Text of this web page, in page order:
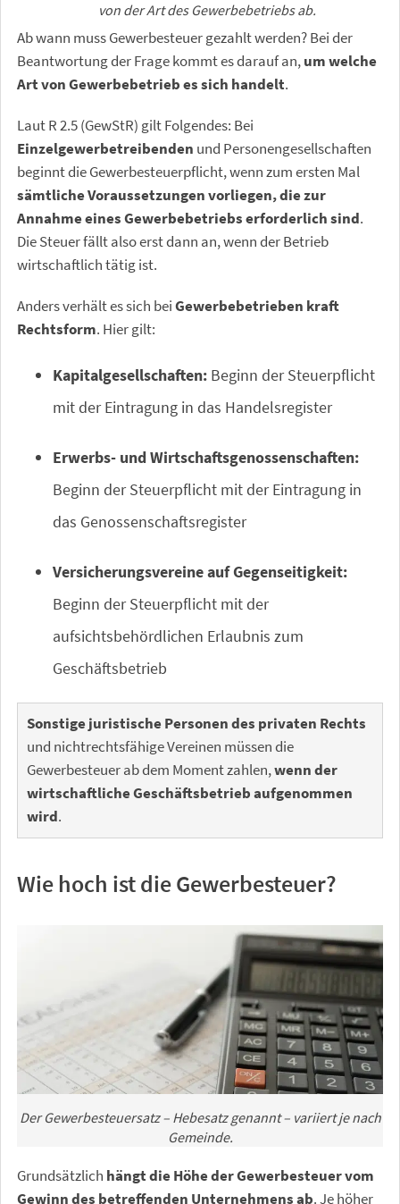
von der Art des Gewerbebetriebs ab.
Ab wann muss Gewerbesteuer gezahlt werden? Bei der
Beantwortung der Frage kommt es darauf an,um welche
Art von Gewerbebetrieb es sich handelt.
Laut R 2.5 (GewStR) gilt Folgendes: Bei
Einzelgewerbetreibenden und Personengesellschaften
beginnt die Gewerbesteuerpflicht, wenn zum ersten Mal
sämtliche Voraussetzungen vorliegen, die zur
Annahme eines Gewerbebetriebs erforderlich sind.
Die Steuer fällt also erst dann an, wenn der Betrieb
wirtschaftlich tätig ist.
Anders verhält es sich beiGewerbebetrieben kraft
Rechtsform. Hier gilt:
Kapitalgesellschaften: Beginn der Steuerpflicht
mit der Eintragung in das Handelsregister
Erwerbs- und Wirtschaftsgenossenschaften:
Beginn der Steuerpflicht mit der Eintragung in
das Genossenschaftsregister
Versicherungsvereine auf Gegenseitigkeit:
Beginn der Steuerpflicht mit der
aufsichtsbehördlichen Erlaubnis zum
Geschäftsbetrieb
Sonstige juristische Personen des privaten Rechts
und nichtrechtsfähige Vereinen müssen die
Gewerbesteuer ab dem Moment zahlen,wenn der
wirtschaftliche Geschäftsbetrieb aufgenommen
wird.
Wie hoch ist die Gewerbesteuer?
Der Gewerbesteuersatz – Hebesatz genannt – variiert je nach
Gemeinde.
Grundsätzlich hängt die Höhe der Gewerbesteuer vom
Gewinn des betreffenden Unternehmens ab. Je höher